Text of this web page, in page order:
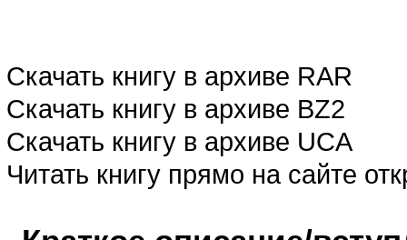
Скачать книгу в архиве RAR
Скачать книгу в архиве BZ2
Скачать книгу в архиве UCA
Читать книгу прямо на сайте